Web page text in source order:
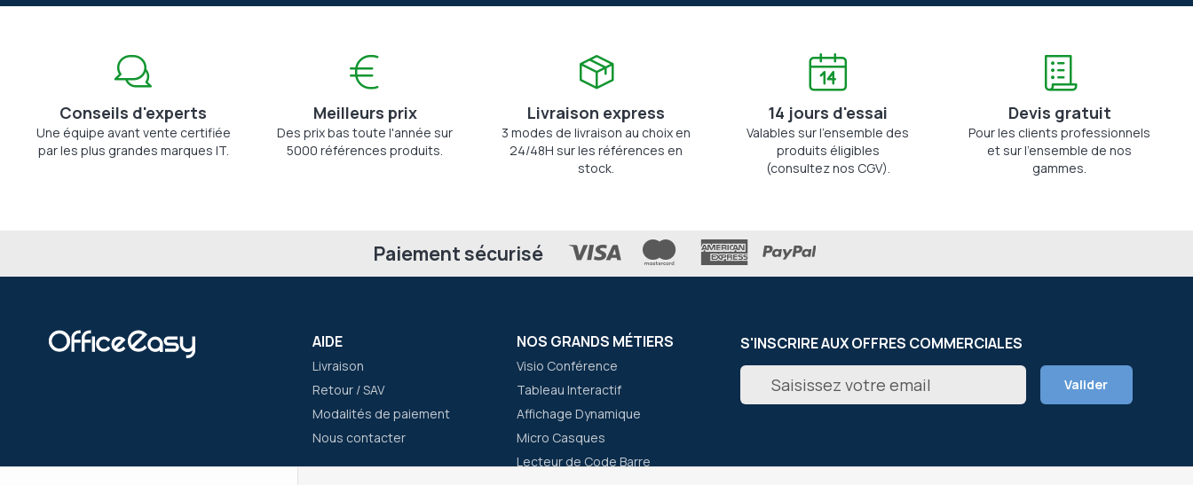
Conseils d'experts
Une équipe avant vente certifiée
par les plus grandes marques IT.
Meilleurs prix
Des prix bas toute l'année sur
5000 références produits.
Livraison express
3 modes de livraison au choix en
24/48H sur les références en
stock.
14 jours d'essai
Valables sur l'ensemble des
produits éligibles
(consultez nos CGV).
Devis gratuit
Pour les clients professionnels
et sur l'ensemble de nos
gammes.
Paiement sécurisé
AIDE
Livraison
Retour / SAV
Modalités de paiement
Nous contacter
NOS GRANDS MÉTIERS
Visio Conférence
Tableau Interactif
Affichage Dynamique
Micro Casques
Lecteur de Code Barre
S'INSCRIRE AUX OFFRES COMMERCIALES
Inscription
notre
Valider